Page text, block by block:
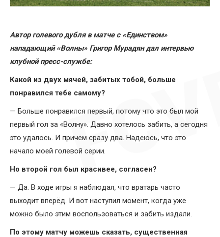
Автор голевого дубля в матче с «Единством»
нападающий «Волны» Григор Мурадян дал интервью
клубной пресс-службе:
Какой из двух мячей, забитых тобой, больше
понравился тебе самому?
— Больше понравился первый, потому что это был мой
первый гол за «Волну». Давно хотелось забить, а сегодня
это удалось. И причём сразу два. Надеюсь, что это
начало моей голевой серии.
Но второй гол был красивее, согласен?
— Да. В ходе игры я наблюдал, что вратарь часто
выходит вперёд. И вот наступил момент, когда уже
можно было этим воспользоваться и забить издали.
По этому матчу можешь сказать, существенная